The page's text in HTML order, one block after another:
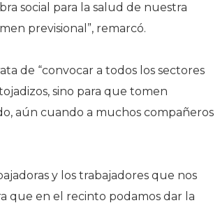
social para la salud de nuestra
previsional”, remarcó.
de “convocar a todos los sectores
sino para que tomen
aún cuando a muchos compañeros
y los trabajadores que nos
que en el recinto podamos dar la